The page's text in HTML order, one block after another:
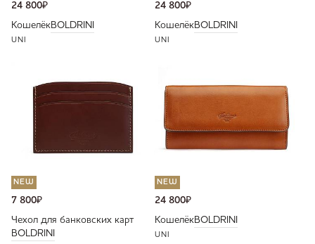
24 800₽
КошелёкBOLDRINI
UNI
24 800₽
КошелёкBOLDRINI
UNI
NEW
7 800₽
Чехол для банковских карт
BOLDRINI
NEW
24 800₽
КошелёкBOLDRINI
UNI